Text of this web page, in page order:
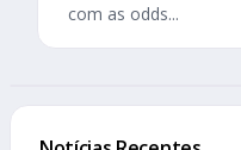
com as odds...